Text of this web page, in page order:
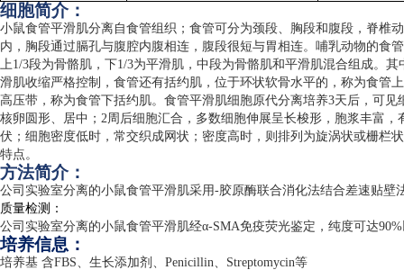
细胞简介：
小鼠食管平滑肌分离自食管组织；食管可分为颈段、胸段和腹段，脊椎
内，胸段通过膈孔与腹腔内腹相连，腹段很短与胃相连。哺乳动物的食
上1/3段为骨骼肌，下1/3为平滑肌，中段为骨骼肌和平滑肌混合组成。
滑肌收缩严格控制，食管还有括约肌，位于环状软骨水平的，称为食管
高压带，称为食管下括约肌。食管平滑肌细胞原代分离培养3天后，可见
核卵圆形、居中； 2周后细胞汇合，多数细胞伸展呈长梭形，胞浆丰富
伏；细胞密度低时，常交织成网状；密度高时，则排列为旋涡状或栅栏
特点。
方法简介：
公司实验室分离的小鼠食管平滑肌采用-胶原酶联合消化法结合差速贴壁
质量检测：
公司实验室分离的小鼠食管平滑肌经α-SMA免疫荧光鉴定，纯度可达90%
培养信息：
培养基 含FBS、生长添加剂、 Penicillin、 Streptomycin等